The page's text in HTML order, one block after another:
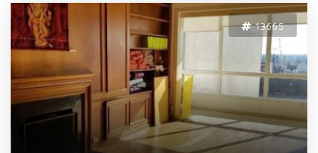
13665